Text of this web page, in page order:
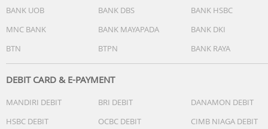
• BUKA KUNCI DENGAN TOUCH ID—Touch ID
memungkinkan Anda menggunakan sidik jari untuk
(1) Wi-Fi 7 tersedia di negara dan wilayah yang
(2) Memerlukan paket data. 5G tersedia di pasar tertentu
BANK UOB
BANK DBS
BANK HSBC
MNC BANK
BANK MAYAPADA
BANK DKI
BTN
BTPN BANK RAYA
DEBIT CARD & E-PAYMENT
MANDIRI DEBIT BRI DEBIT
DANAMON DEBIT
HSBC DEBIT
OCBC DEBIT
CIMB NIAGA DEBIT